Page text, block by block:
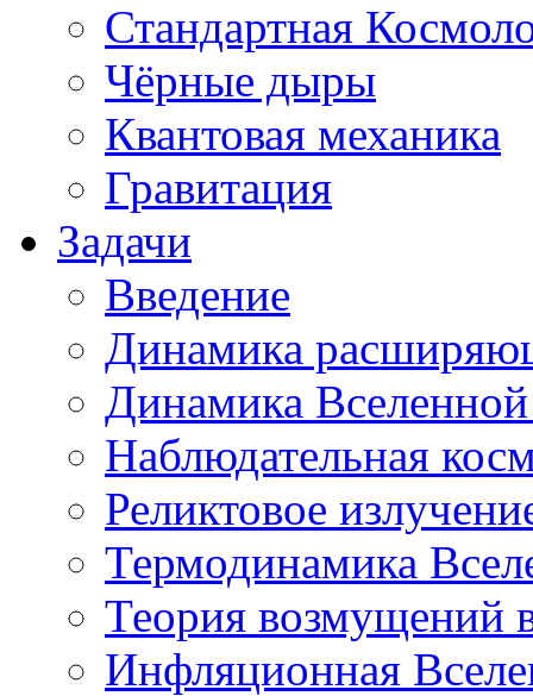
Стандартная
Чёрные дыры
Квантовая механика
Гравитация
Задачи
Введение
Динамика
Динамика
Наблюдательная
Реликтовое
Термодинамика
Теория возмущений
Инфляционная